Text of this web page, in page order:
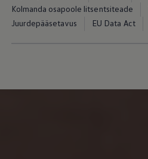
Kolmanda osapoole litsentsiteade
Juurdepääsetavus
EU Data Act